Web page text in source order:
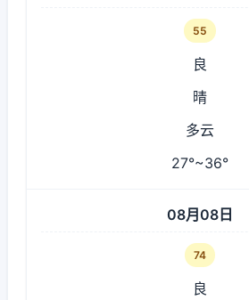
55
良
晴
多云
27°~36°
08月08日
74
良